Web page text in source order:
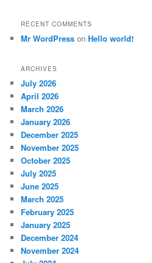
RECENT COMMENTS
Mr WordPress onHello world!
ARCHIVES
July 2026
April 2026
March 2026
January 2026
December 2025
November 2025
October 2025
July 2025
June 2025
March 2025
February 2025
January 2025
December 2024
November 2024